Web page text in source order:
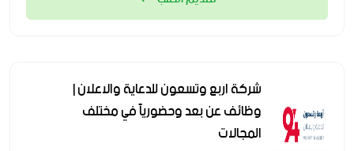
شركة اربع وتسعون للدعاية والاعلان |
وظائف عن بعد وحضورياً في مختلف
المجالات